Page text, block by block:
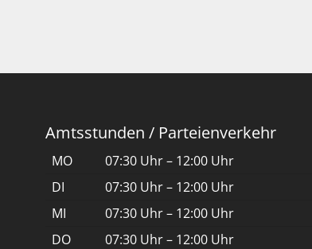
Amtsstunden / Parteienverkehr
MO
07:30 Uhr – 12:00 Uhr
DI
07:30 Uhr – 12:00 Uhr
MI
07:30 Uhr – 12:00 Uhr
DO
07:30 Uhr – 12:00 Uhr